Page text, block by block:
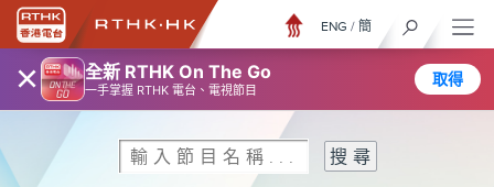
× 全新 RTHK On The Go
一手掌握 RTHK 電台、電視節目
取得
ENG / 簡